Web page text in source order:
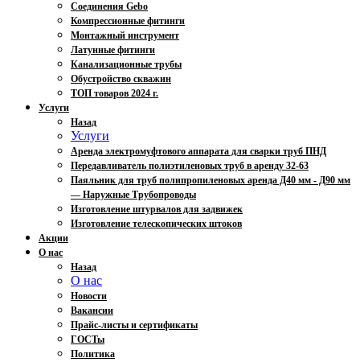
Соединения Gebo
Компрессионные фитинги
Монтажный инструмент
Латунные фитинги
Канализационные трубы
Обустройство скважин
ТОП товаров 2024 г.
Услуги
Назад
Услуги
Аренда электромуфтового аппарата для сварки труб ПНД
Передавливатель полиэтиленовых труб в аренду 32-63
Паяльник для труб полипропиленовых аренда Д40 мм - Д90 мм
— Наружные Трубопроводы
Изготовление штурвалов для задвижек
Изготовление телескопических штоков
Акции
О нас
Назад
О нас
Новости
Вакансии
Прайс-листы и сертификаты
ГОСТы
Политика